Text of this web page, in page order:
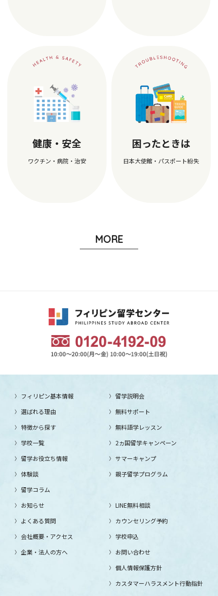
健康・安全
ワクチン・病院・治安
困ったときは
日本大使館・パスポート紛失
MORE
フィリピン基本情報
選ばれる理由
特徴から探す
学校一覧
留学お役立ち情報
体験談
留学コラム
留学説明会
無料サポート
無料語学レッスン
2ヵ国留学キャンペーン
サマーキャンプ
親子留学プログラム
お知らせ
よくある質問
会社概要・アクセス
企業・法人の方へ
LINE無料相談
カウンセリング予約
学校申込
お問い合わせ
個人情報保護方針
カスタマーハラスメント行動指針